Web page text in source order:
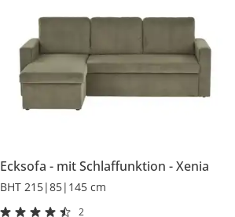
Ecksofa mit Schlaffunktion Xenia
BHT 215|85|145 cm
2